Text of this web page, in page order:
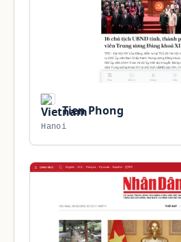
Tien Phong
Hanoi